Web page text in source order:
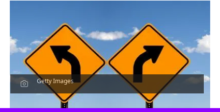
Getty Images
Escucha el artículo